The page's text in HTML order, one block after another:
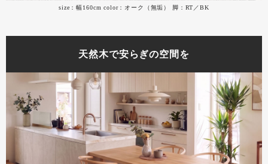
size：幅160cm color：オーク（無垢） 脚：RT／BK
天然木で安らぎの空間を